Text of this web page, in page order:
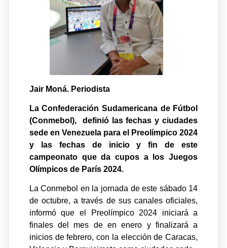
Jair Moná. Periodista
La Confederación Sudamericana de Fútbol
(Conmebol), definió las fechas y ciudades
sede en Venezuela para el Preolímpico 2024
y las fechas de inicio y fin de este
campeonato que da cupos a los Juegos
Olímpicos de París 2024.
La Conmebol en la jornada de este sábado 14
de octubre, a través de sus canales oficiales,
informó que el Preolímpico 2024 iniciará a
finales del mes de en enero y finalizará a
inicios de febrero, con la elección de Caracas,